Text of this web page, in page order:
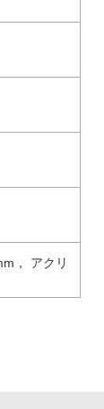
， アクリ